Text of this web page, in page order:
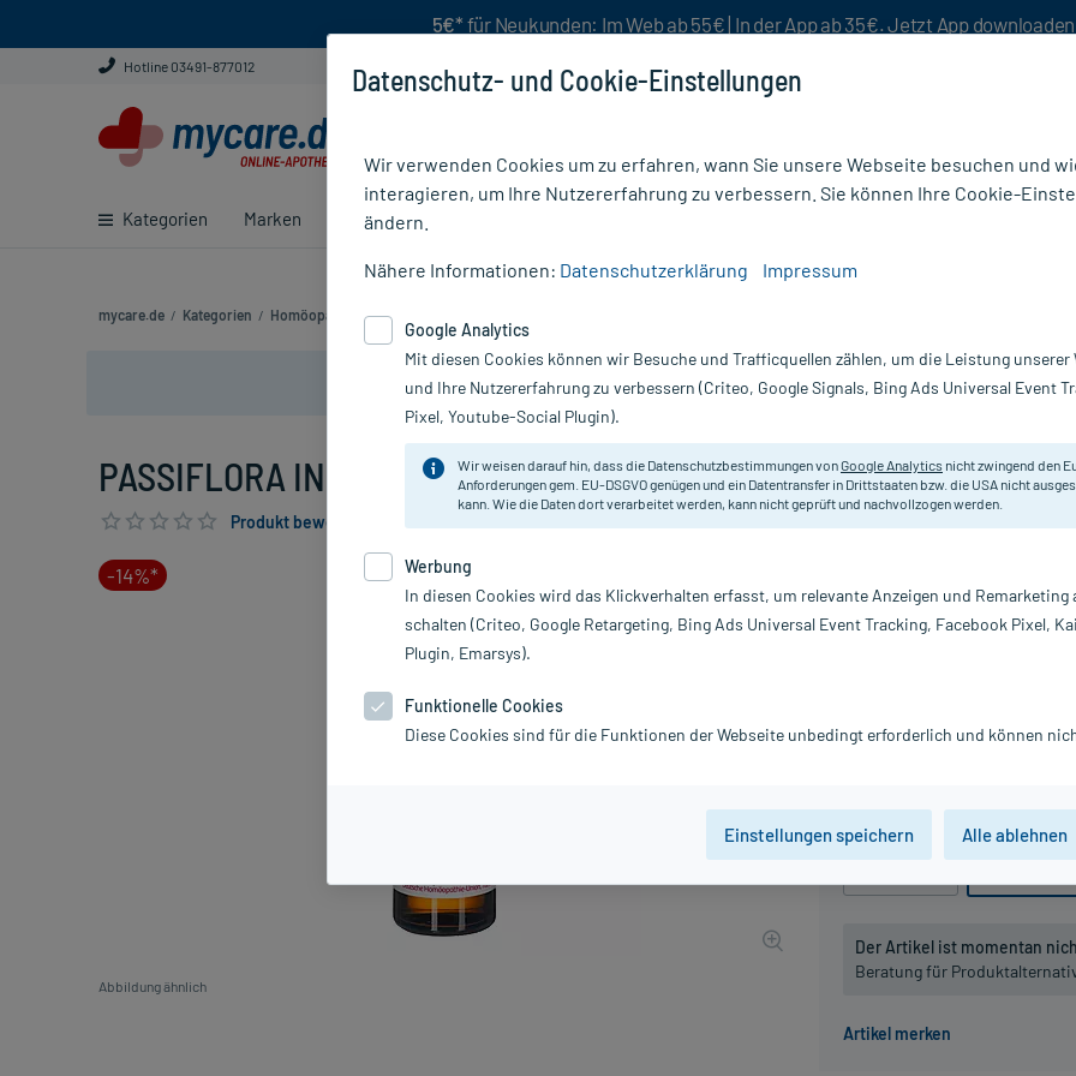
5€* für Neukunden: Im Web ab 55€ | In der App ab 35€. Jetzt App downloaden
Hotline 03491-877012
Kategorien Marken Ratgeber
mycare.de / Kategorien / Homöopathie / Einzelmittel
Nur für kurze Zeit:Gratis-Versand* ab 19€ Mindestbestellwert!
PASSIFLORA INCARNATA D 6, 20 ml
Produkt bewerten & PlusHerzen sichern
-14%*
Abbildung ähnlich
inkl. MwSt. zzgl. Versandkosten
Packungseinheit
Der Artikel ist momentan
Beratung für
DHU - Einzelmittel
Homöopathisches Arzneimittel.
PZN:
Hersteller:
Datenschutz- und Cookie-Einstellungen
Wir verwenden Cookies um zu erfahren, wann Sie unsere Webseite besuchen und
interagieren, um Ihre Nutzererfahrung zu verbessern. Sie können Ihre Cookie-
ändern.
Nähere Informationen: Datenschutzerklärung Impressum
Google Analytics
Mit diesen Cookies können wir Besuche und Trafficquellen zählen, um die Leistung unserer
und Ihre Nutzererfahrung zu verbessern (Criteo, Google Signals, Bing Ads Universal Event
Pixel, Youtube-Social Plugin).
Wir weisen darauf hin, dass die Datenschutzbestimmungen vonGoogle Analytics nicht zwingend den
Anforderungen gem. EU-DSGVO genügen und ein Datentransfer in Drittstaaten bzw. die USA nicht
kann. Wie die Daten dort verarbeitet werden, kann nicht geprüft und nachvollzogen werden.
Werbung
In diesen Cookies wird das Klickverhalten erfasst, um relevante Anzeigen und Remarketing
schalten (Criteo, Google Retargeting, Bing Ads Universal Event Tracking, Facebook Pixel,
Plugin, Emarsys).
Funktionelle Cookies
Diese Cookies sind für die Funktionen der Webseite unbedingt erforderlich und können
Einstellungen speichern Alle ablehnen